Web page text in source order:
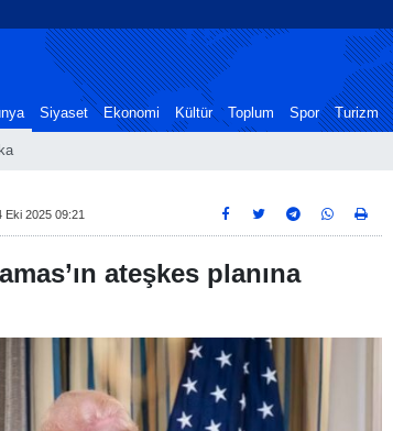
Siyaset Ekonomi Kültür Toplum Spor Turizm
Eki 2025 09:21
ateşkes planına